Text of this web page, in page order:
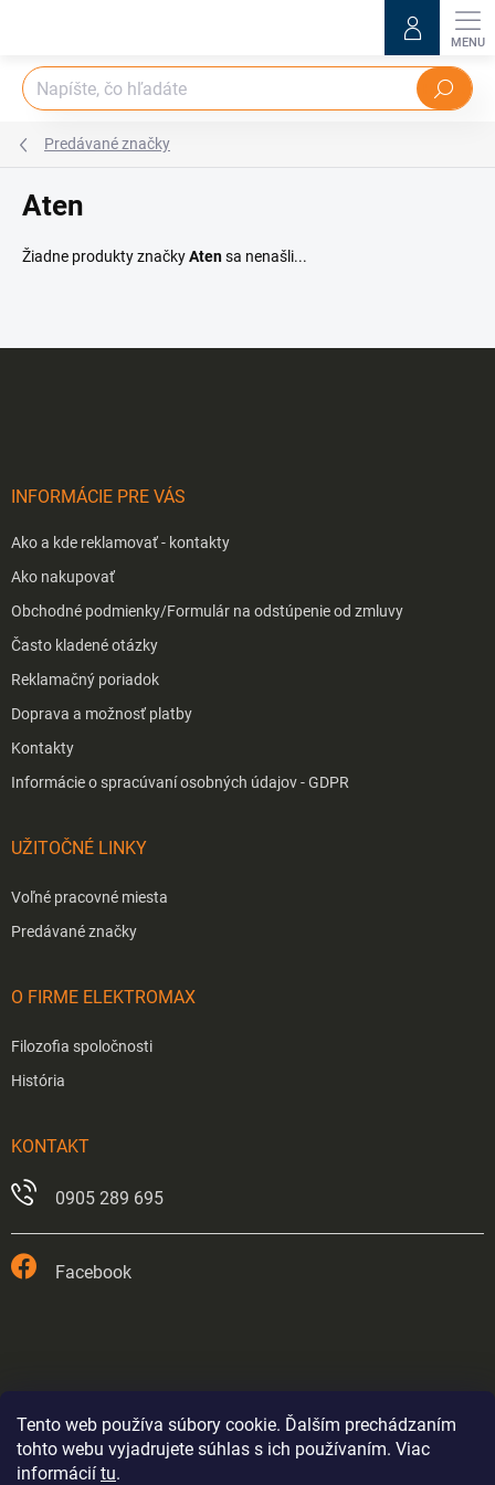
Tento web používa súbory cookie. Ďalším prechádzaním
tohto webu vyjadrujete súhlas s ich používaním. Viac
informácií tu.
Hľadať
Predávané značky
Aten
Žiadne produkty značkyAtensa nenašli...
INFORMÁCIE PRE VÁS
Ako a kde reklamovať - kontakty
Ako nakupovať
Obchodné podmienky/Formulár na odstúpenie od zmluvy
Často kladené otázky
Reklamačný poriadok
Doprava a možnosť platby
Kontakty
Informácie o spracúvaní osobných údajov - GDPR
UŽITOČNÉ LINKY
Voľné pracovné miesta
Predávané značky
O FIRME ELEKTROMAX
Filozofia spoločnosti
História
KONTAKT
0905 289 695
Facebook